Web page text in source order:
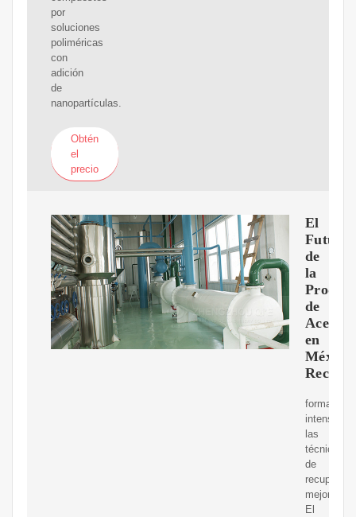
por
soluciones
poliméricas
con
adición
de
nanopartículas.
Obtén
el
precio
El
Futuro
de
la
de
Aceite
en
forma
intensiva
las
técnicas
de
mejorada.
El